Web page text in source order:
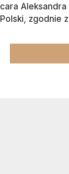
cara
Polski, zgodnie